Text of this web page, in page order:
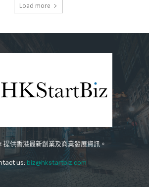
Load more
提供香港最新創業及商業發展資訊。
us: biz@hkstartbiz.com